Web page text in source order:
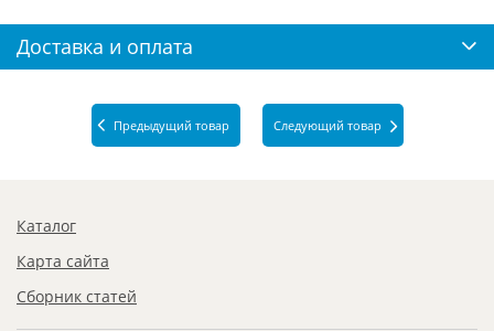
Доставка и оплата
Предыдущий товар Следующий товар
Каталог
Карта сайта
Сборник статей